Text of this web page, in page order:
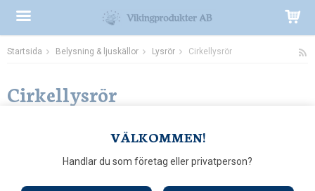
VÄLKOMMEN!
Handlar du som företag eller privatperson?
Startsida Belysning & ljuskällor Lysrör Cirkellysrör
Cirkellysrör
Till Kassan